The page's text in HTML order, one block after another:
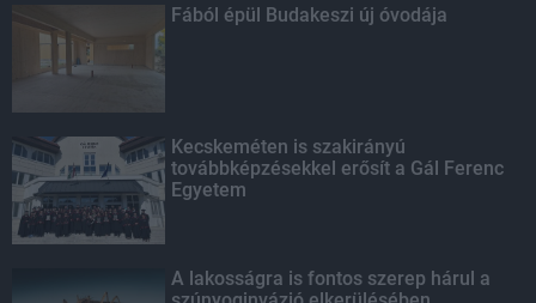
Fából épül Budakeszi új óvodája
Kecskeméten is szakirányú
továbbképzésekkel erősít a Gál Ferenc
Egyetem
A lakosságra is fontos szerep hárul a